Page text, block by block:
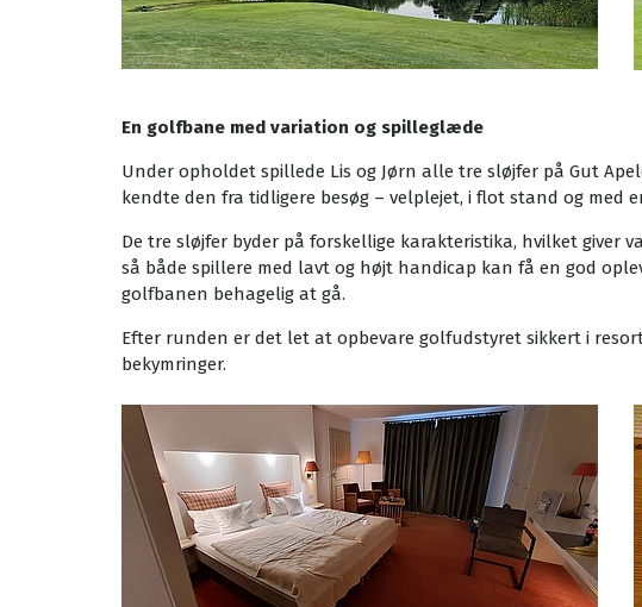
En golfbane med variation og spilleglæde
Under opholdet spillede Lis og Jørn alle tre sløjfer på Gut
kendte den fra tidligere besøg – velplejet, i flot stand og
De tre sløjfer byder på forskellige karakteristika, hvilket giver
så både spillere med lavt og højt handicap kan få en god
golfbanen behagelig at gå.
Efter runden er det let at opbevare golfudstyret sikkert i
bekymringer.